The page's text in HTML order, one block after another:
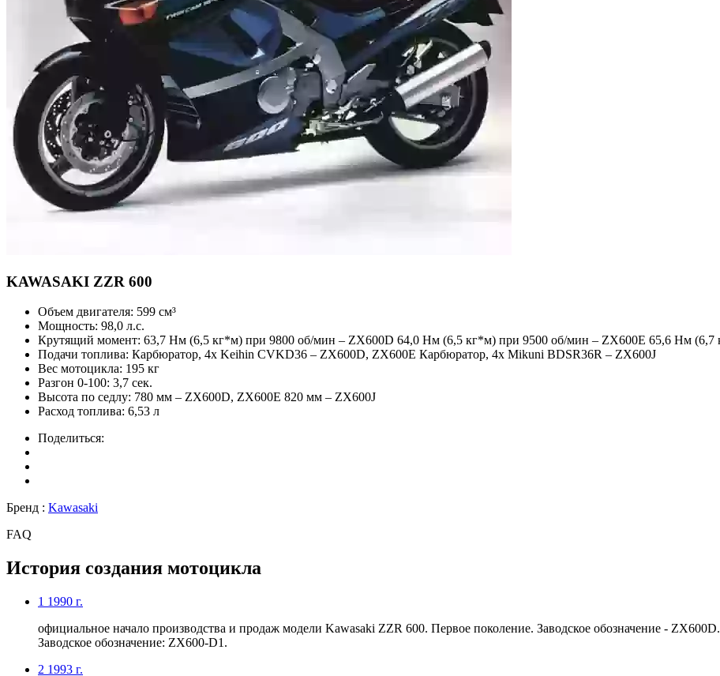
KAWASAKI ZZR 600
Объем двигателя: 599 см³
Мощность: 98,0 л.с.
Крутящий момент: 63,7 Нм (6,5 кг*м) при 9800 об/мин – ZX600D 64,0 Нм (6,5 кг*м) при 9500 об/мин – ZX600E 65,6 Нм (6,7
Подачи топлива: Карбюратор, 4x Keihin CVKD36 – ZX600D, ZX600E Карбюратор, 4x Mikuni BDSR36R – ZX600J
Вес мотоцикла: 195 кг
Разгон 0-100: 3,7 сек.
Высота по седлу: 780 мм – ZX600D, ZX600E 820 мм – ZX600J
Расход топлива: 6,53 л
Поделиться:
Бренд : Kawasaki
FAQ
История создания мотоцикла
1 1990 г.
официальное начало производства и продаж модели Kawasaki ZZR 600. Первое поколение. Заводское обозначение -
Заводское обозначение: ZX600-D1.
2 1993 г.